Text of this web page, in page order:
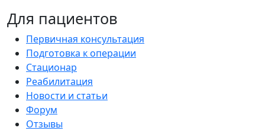
Для пациентов
Первичная консультация
Подготовка к операции
Стационар
Реабилитация
Новости и статьи
Форум
Отзывы